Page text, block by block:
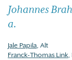
Johannes
a.
Jale Papila, Alt
Franck-Thomas Link,